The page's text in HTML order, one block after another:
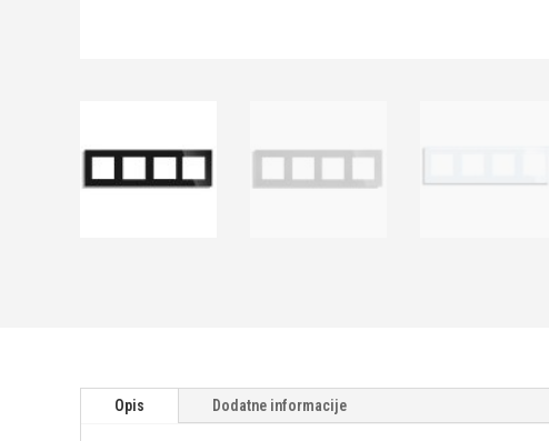
Opis Dodatne informacije